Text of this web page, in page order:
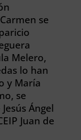
se
Melero,
lo han
y María
se
Ángel
Juan de